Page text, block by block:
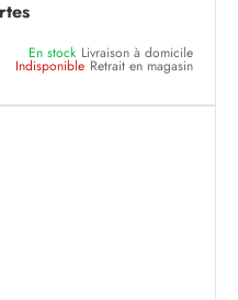
En stock Livraison à domicile
Indisponible Retrait en magasin